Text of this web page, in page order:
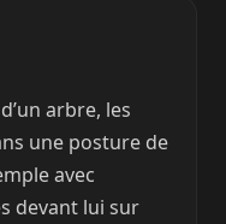
arbre, les
une posture de
avec
devant lui sur